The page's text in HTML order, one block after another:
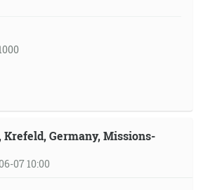
Krefeld, Germany, Missions-
07 10:00